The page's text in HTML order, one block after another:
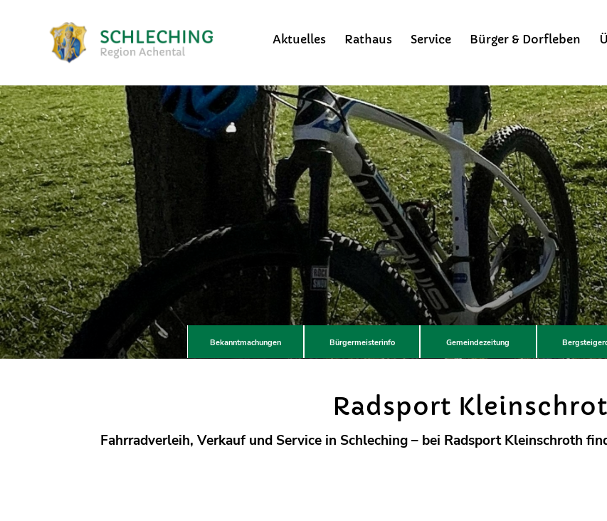
Aktuelles Rathaus Service Bürger & Dorfleben
Bekanntmachungen Bürgermeisterinfo Gemeindezeitung
Radsport
Fahrradverleih, Verkauf und Service in Schleching – bei Radsport Kleinschroth